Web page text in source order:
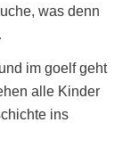
was denn
im goelf geht
alle Kin­der
ins